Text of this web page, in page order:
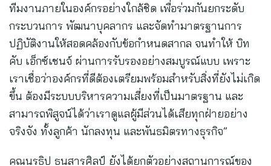
ทีมงานภายในองค์กรอย่างใกล้ชิด เพื่อร่วมกันยกระดับ
กระบวนการ พัฒนาบุคลากร และจัดทำมาตรฐานการ
ปฏิบัติงานให้สอดคล้องกับข้อกำหนดสากล จนทำให้ บิท
คับ เอ็กซ์เชนจ์ ผ่านการรับรองอย่างสมบูรณ์แบบ เพราะ
เราเชื่อว่าองค์กรที่ดีต้องเตรียมพร้อมสำหรับสิ่งที่ยังไม่เกิด
ขึ้น ต้องมีระบบบริหารความเสี่ยงที่เป็นมาตรฐาน และ
สามารถพิสูจน์ได้ว่าเราดูแลผู้มีส่วนได้เสียทุกฝ่ายอย่าง
จริงจัง ทั้งลูกค้า นักลงทุน และพันธมิตรทางธุรกิจ”
คุณนรธิป ธนสารศิลป์ ยังได้ยกตัวอย่างสถานการณ์ของ